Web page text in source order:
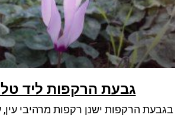
גבעת הרקפות ליד
בגבעת הרקפות ישנן רקפות מרהיבי